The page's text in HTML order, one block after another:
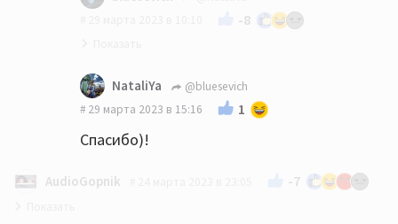
-8
Рано конечно😁 Тем более девушкам, как
известно, всегда 18☝️
NataliYa
@bluesevich
29 марта 2023 в 15:16
1
Спасибо)!
AudioGopnik -7